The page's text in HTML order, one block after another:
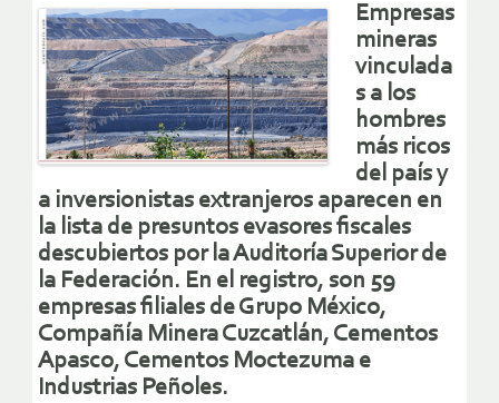
Empresas
mineras
vinculada
s a los
hombres
más ricos
del país y
a inversionistas extranjeros aparecen en
la lista de presuntos evasores fiscales
descubiertos por la Auditoría Superior de
la Federación. En el registro, son 59
empresas filiales de Grupo México,
Compañía Minera Cuzcatlán, Cementos
Apasco, Cementos Moctezuma e
Industrias Peñoles.